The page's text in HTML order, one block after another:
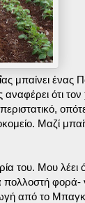
μπαίνει ένας
ότι
Μαζί
του. Μου λέει
φορά-
από το